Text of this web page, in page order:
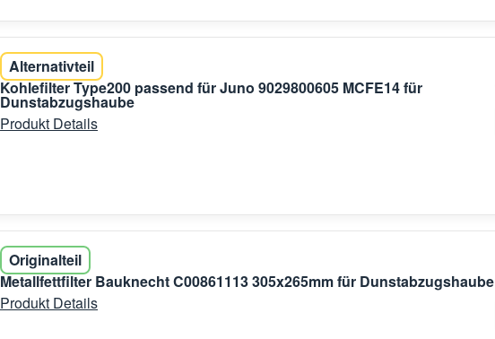
Alternativteil
Kohlefilter Type200 passend für Juno 9029800605 MCFE14 für
Dunstabzugshaube
Produkt Details
Originalteil
Metallfettfilter Bauknecht C00861113 305x265mm für Dunstabzugshaube
Produkt Details